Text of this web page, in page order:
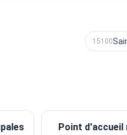
15100
Point d'accueil